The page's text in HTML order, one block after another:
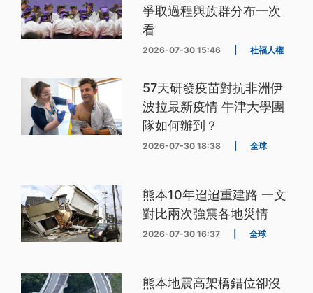
爭取過程與族群分布一次
看
2026-07-30 15:46 社福人權
57天研發疫苗對抗非洲伊
波拉最新疫情 牛津大學團
隊如何辦到？
2026-07-30 18:38 全球
熊本10年迢迢重建路 一文
對比兩次強震各地災情
2026-07-30 16:37 全球
熊本地震高架橋錯位卻沒